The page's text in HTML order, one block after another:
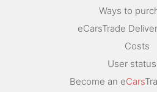
Ways to
eCarsTrade
Costs
User
Become an eCars